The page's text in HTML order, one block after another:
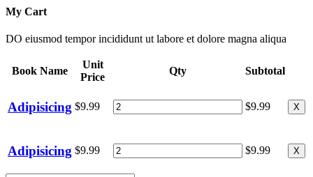
My Cart
DO eiusmod tempor incididunt ut labore et dolore magna aliqua
Book Name
Unit
Price
Qty Subtotal
Adipisicing $9.99 $9.99 X
Adipisicing $9.99 $9.99 X